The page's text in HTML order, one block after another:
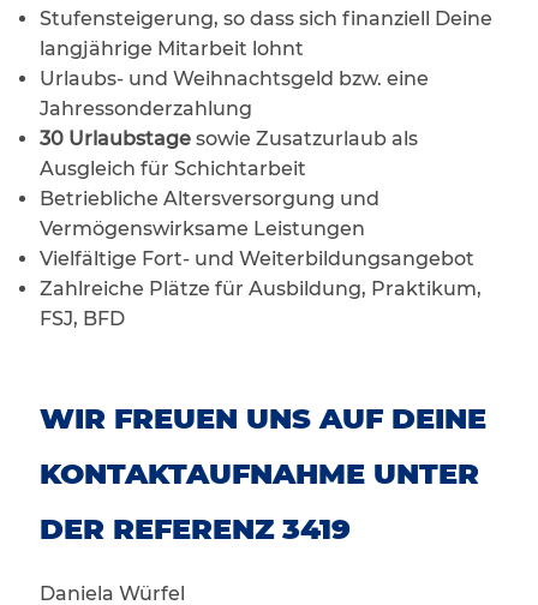
Stufensteigerung, so dass sich finanziell Deine
langjährige Mitarbeit lohnt
Urlaubs- und Weihnachtsgeld bzw. eine
Jahressonderzahlung
30 Urlaubstage sowie Zusatzurlaub als
Ausgleich für Schichtarbeit
Betriebliche Altersversorgung und
Vermögenswirksame Leistungen
Vielfältige Fort- und Weiterbildungsangebot
Zahlreiche Plätze für Ausbildung, Praktikum,
FSJ, BFD
WIR FREUEN UNS AUF DEINE
KONTAKTAUFNAHME UNTER
DER REFERENZ 3419
Daniela Würfel